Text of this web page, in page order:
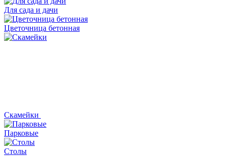
Для сада и дачи
Цветочница бетонная
Скамейки
Парковые
Столы